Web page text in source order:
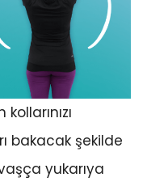
bakacak şekilde
yukarıya